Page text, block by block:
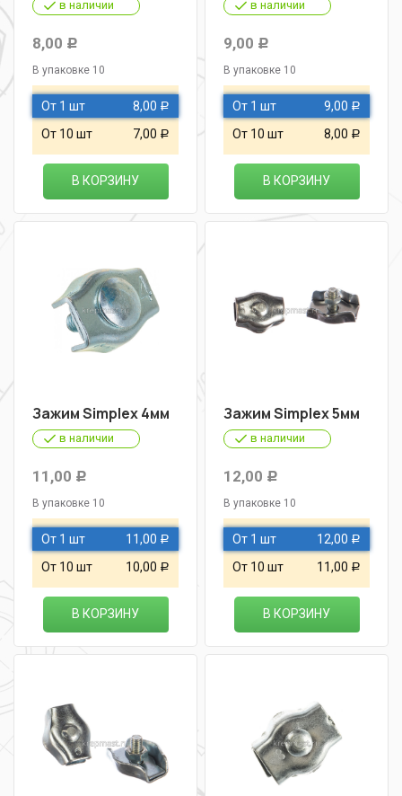
в наличии
8,00 Р
В упаковке 10
От 1 шт 8,00 Р
От 10 шт 7,00 Р
В КОРЗИНУ
в наличии
9,00 Р
В упаковке 10
От 1 шт 9,00 Р
От 10 шт 8,00 Р
В КОРЗИНУ
Зажим Simplex 4мм
в наличии
11,00 Р
В упаковке 10
От 1 шт 11,00 Р
От 10 шт 10,00 Р
В КОРЗИНУ
Зажим Simplex 5мм
в наличии
12,00 Р
В упаковке 10
От 1 шт 12,00 Р
От 10 шт 11,00 Р
В КОРЗИНУ